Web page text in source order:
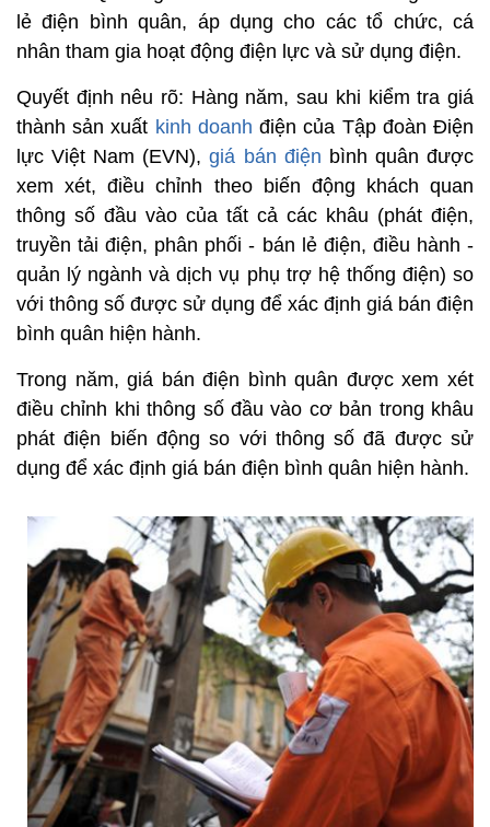
lẻ điện bình quân, áp dụng cho các tổ chức, cá
nhân tham gia hoạt động điện lực và sử dụng điện.
Quyết định nêu rõ: Hàng năm, sau khi kiểm tra giá
thành sản xuất kinh doanh điện của Tập đoàn Điện
lực Việt Nam (EVN),giá bán điện bình quân được
xem xét, điều chỉnh theo biến động khách quan
thông số đầu vào của tất cả các khâu (phát điện,
truyền tải điện, phân phối - bán lẻ điện, điều hành -
quản lý ngành và dịch vụ phụ trợ hệ thống điện) so
với thông số được sử dụng để xác định giá bán điện
bình quân hiện hành.
Trong năm, giá bán điện bình quân được xem xét
điều chỉnh khi thông số đầu vào cơ bản trong khâu
phát điện biến động so với thông số đã được sử
dụng để xác định giá bán điện bình quân hiện hành.